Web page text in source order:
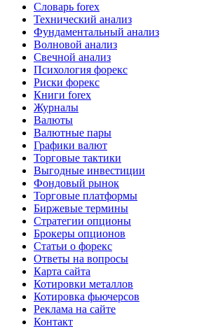
Словарь forex
Технический анализ
Фундаментальный анализ
Волновой анализ
Свечной анализ
Психология форекс
Риски форекс
Книги forex
Журналы
Валюты
Валютные пары
Графики валют
Торговые тактики
Выгодные инвестиции
Фондовый рынок
Торговые платформы
Биржевые термины
Стратегии опционы
Брокеры опционов
Статьи о форекс
Ответы на вопросы
Карта сайта
Котировки металлов
Котировка фьючерсов
Реклама на сайте
Контакт